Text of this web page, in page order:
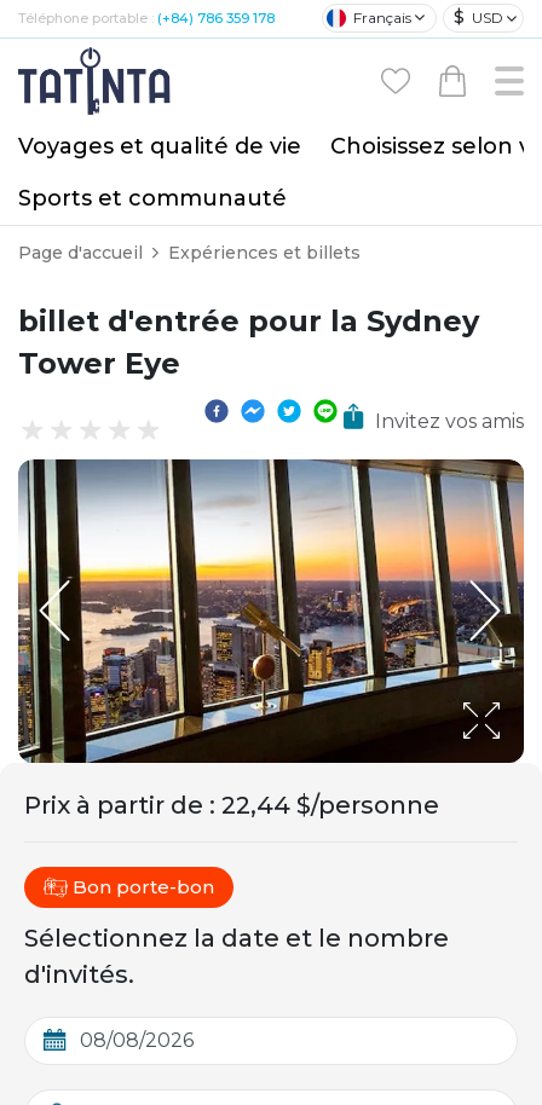
Téléphone portable : (+84) 786 359 178 Français $ USD
Voyages et qualité de vie
Choisissez selon
Sports et communauté
Page d'accueil Expériences et billets
billet d'entrée pour la Sydney
Tower Eye
Invitez vos amis
Prix ​​à partir de : 22,44 $/personne
Bon porte-bon
Sélectionnez la date et le nombre
d'invités.